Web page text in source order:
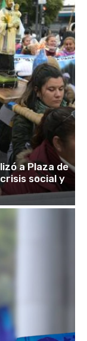
a Plaza de
social y